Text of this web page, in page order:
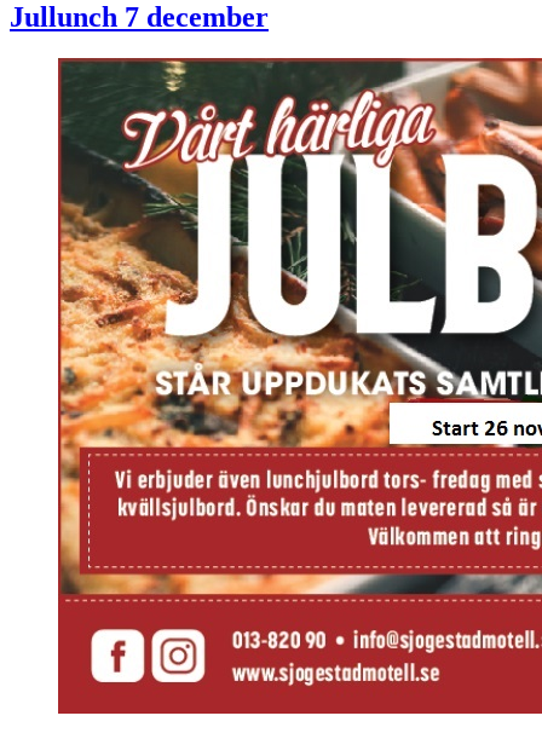
Jullunch 7 december